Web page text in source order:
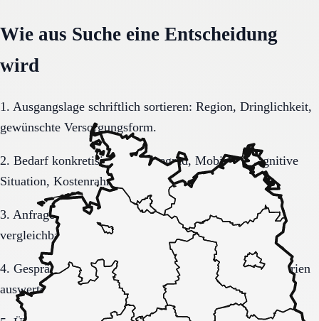
Wie aus Suche eine Entscheidung
wird
1. Ausgangslage schriftlich sortieren: Region, Dringlichkeit,
gewünschte Versorgungsform.
2. Bedarf konkretisieren: Pflegegrad, Mobilität, kognitive
Situation, Kostenrahmen.
3. Anfrage sauber formulieren, damit Rückmeldungen
vergleichbar bleiben.
4. Gespräche und Besichtigungen mit festen Muss-Kriterien
auswerten.